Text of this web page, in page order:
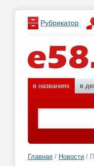
Рубрикатор
в названиях в
Главная / Новости /